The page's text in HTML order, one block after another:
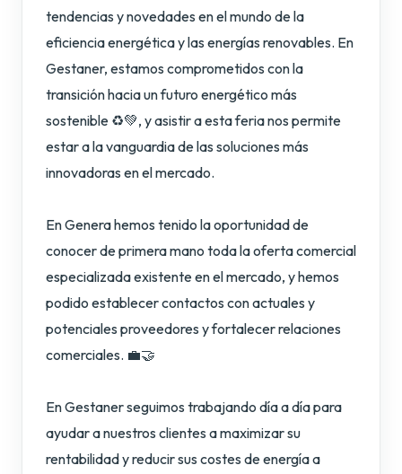
tendencias y novedades en el mundo de la
eficiencia energética y las energías renovables. En
Gestaner, estamos comprometidos con la
transición hacia un futuro energético más
sostenible ♻️💚, y asistir a esta feria nos permite
estar a la vanguardia de las soluciones más
innovadoras en el mercado.
En Genera hemos tenido la oportunidad de
conocer de primera mano toda la oferta comercial
especializada existente en el mercado, y hemos
podido establecer contactos con actuales y
potenciales proveedores y fortalecer relaciones
comerciales. 💼🤝
En Gestaner seguimos trabajando día a día para
ayudar a nuestros clientes a maximizar su
rentabilidad y reducir sus costes de energía a